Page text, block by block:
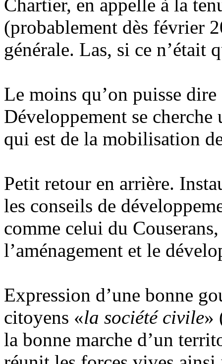
Chartier, en appelle à la
(probablement dès février
générale. Las, si ce n’était
Le moins qu’on puisse
Développement se
qui est de la mobilisation
Petit retour en arrière.
les conseils de
comme celui du
l’aménagement et le
Expression d’une bonne
citoyens «la société civile»
la bonne marche d’un